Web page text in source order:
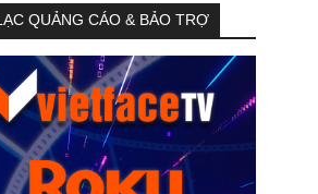
QUẢNG CÁO & BẢO TRỢ